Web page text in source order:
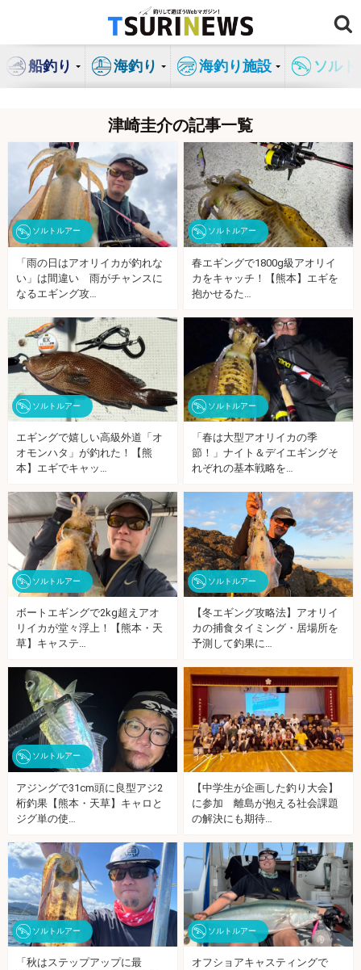
ン
船釣り 海釣り 海釣り施設 ソル
津崎圭介の記事一覧
ソルトルアー
「雨の日はアオリイカが釣れな
い」は間違い 雨がチャンスに
なるエギング攻…
ソルトルアー
春エギングで1800g級アオリイ
カをキャッチ！【熊本】エギを
抱かせるた…
ソルトルアー
エギングで嬉しい高級外道「オ
オモンハタ」が釣れた！【熊
本】エギでキャッ…
ソルトルアー
「春は大型アオリイカの季
節！」ナイト＆デイエギングそ
れぞれの基本戦略を…
ソルトルアー
ボートエギングで2kg超えアオ
リイカが堂々浮上！【熊本・天
草】キャステ…
ソルトルアー
【冬エギング攻略法】アオリイ
カの捕食タイミング・居場所を
予測して釣果に…
ソルトルアー
アジングで31cm頭に良型アジ2
桁釣果【熊本・天草】キャロと
ジグ単の使…
イベント
【中学生が企画した釣り大会】
に参加 離島が抱える社会課題
の解決にも期待…
ソルトルアー
「秋はステップアップに最
ソルトルアー
オフショアキャスティングで